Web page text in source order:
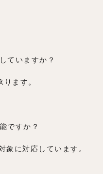
ていますか？
ます。
ですか？
象に対応しています。